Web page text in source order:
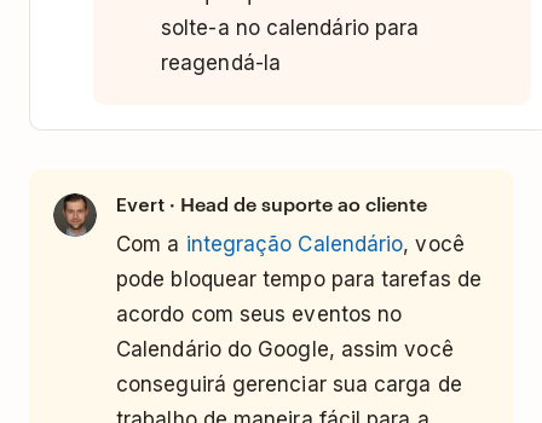
solte-a no calendário para
reagendá-la
Evert· Head de suporte ao cliente
Com a integração Calendário, você
pode bloquear tempo para tarefas de
acordo com seus eventos no
Calendário do Google, assim você
conseguirá gerenciar sua carga de